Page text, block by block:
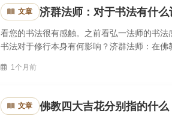
文章 济群法师：对于书法有什
看您的书法很有感触。之前看弘一法师的书
书法对于修行本身有何影响？济群法师：在
1个月前
文章 佛教四大吉花分别指的什么